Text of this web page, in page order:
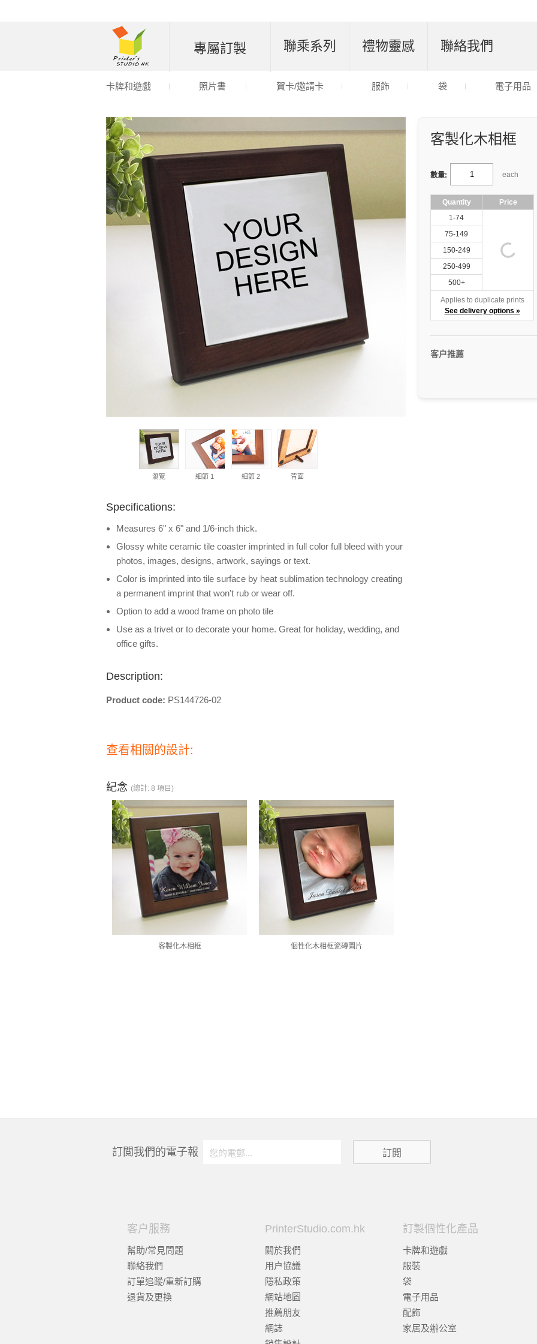
客製化木相框
數量: each
Quantity
Price
1-74
75-149
150-249
250-499
500+
Applies to duplicate prints
See delivery options »
客户推薦
瀏覽 細節 1 細節 2 背面
Specifications:
Measures 6" x 6" and 1/6-inch thick.
Glossy white ceramic tile coaster imprinted in full color full bleed with your
photos, images, designs, artwork, sayings or text.
Color is imprinted into tile surface by heat sublimation technology creating
a permanent imprint that won't rub or wear off.
Option to add a wood frame on photo tile
Use as a trivet or to decorate your home. Great for holiday, wedding, and
office gifts.
Description:
Product code: PS144726-02
查看相關的設計:
紀念 (總計: 8 項目)
客製化木相框 個性化木相框瓷磚圖片
訂閲我們的電子報
客户服務
幫助/常見問題
聯絡我們
訂單追蹤/重新訂購
退貨及更換
PrinterStudio.com.hk
關於我們
用户協議
隱私政策
網站地圖
推薦朋友
網誌
訂製個性化產品
卡牌和遊戲
服裝
袋
電子用品
配飾
家居及辦公室
專屬訂製 聯乘系列 禮物靈感 聯絡我們
卡牌和遊戲 照片書 賀卡/邀請卡 服飾 袋 電子用品